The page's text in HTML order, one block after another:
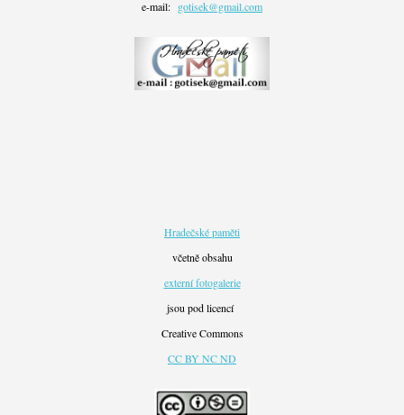
e-mail: gotisek@gmail.com
Hradečské paměti
včetně obsahu
externí fotogalerie
jsou pod licencí
Creative Commons
CC BY NC ND